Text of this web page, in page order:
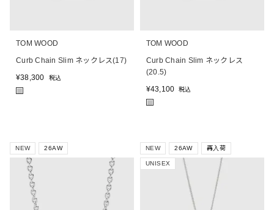
TOM WOOD
Curb Chain Slim ネックレス(17)
¥38,300 税込
■
TOM WOOD
Curb Chain Slim ネックレス
(20.5)
¥43,100 税込
■
NEW 26AW NEW 26AW 再入荷
UNISEX